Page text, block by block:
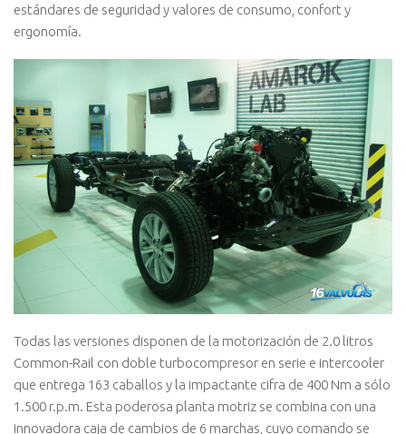
estándares de seguridad y valores de consumo, confort y
ergonomía.
Todas las versiones disponen de la motorización de 2.0 litros
Common-Rail con doble turbocompresor en serie e intercooler
que entrega 163 caballos y la impactante cifra de 400 Nm a sólo
1.500 r.p.m. Esta poderosa planta motriz se combina con una
innovadora caja de cambios de 6 marchas, cuyo comando se